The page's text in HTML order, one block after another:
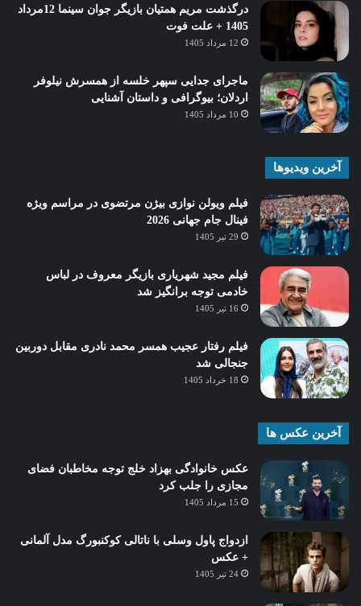
درگذشت مریم همتیان بازیگر جوان سینما 12مرداد
1405 + علت فوت
12 مرداد 1405
ماجرای جدایی سپهر خلسه از همسرش نیلوفر
اردلان؛ بیوگرافی و داستان آشنایی
10 مرداد 1405
آخرین ویدیوها
فیلم ویولن نوازی بیژن مرتضوی در مراسم ویژه
فینال جام جهانی 2026
29 تیر 1405
فیلم مجید شهریاری بازیگر معروف در لباس
خادمی توجه برانگیز شد
16 تیر 1405
فیلم رفتار عجیب همسر محمد نادری مقابل دوربین
جنجالی شد
18 خرداد 1405
آخرین عکس ها
عکس خانوادگی بهزاد خلج توجه مخاطبان فضای
مجازی را جلب کرد
15 مرداد 1405
ازدواج پاول وسلی با ناتالی کوکنبورگ مدل آلمانی
+ عکس
24 تیر 1405